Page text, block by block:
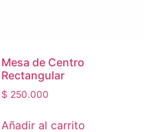
Mesa de Centro
Rectangular
$ 250.000
Añadir al carrito